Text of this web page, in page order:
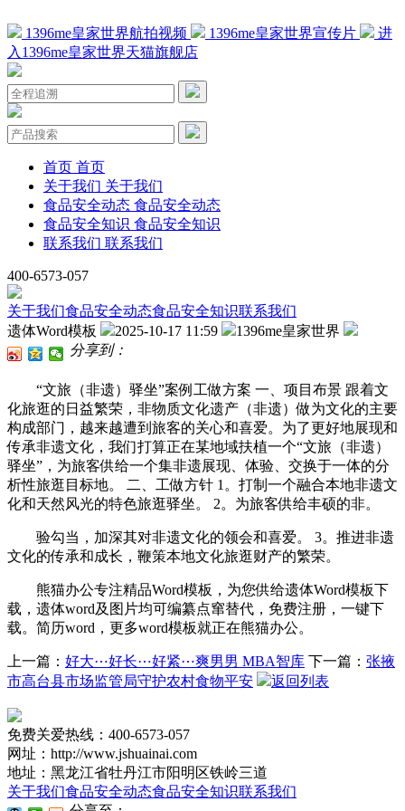
1396me皇家世界航拍视频 1396me皇家世界宣传片
进
入1396me皇家世界天猫旗舰店
首页 首页
关于我们 关于我们
食品安全动态 食品安全动态
食品安全知识 食品安全知识
联系我们 联系我们
400-6573-057
关于我们食品安全动态食品安全知识联系我们
遗体Word模板
2025-10-17 11:59
1396me皇家世界
分享到：
“文旅（非遗）驿坐”案例工做方案 一、项目布景 跟着文
化旅逛的日益繁荣，非物质文化遗产（非遗）做为文化的主要
构成部门，越来越遭到旅客的关心和喜爱。为了更好地展现和
传承非遗文化，我们打算正在某地域扶植一个“文旅（非遗）
驿坐”，为旅客供给一个集非遗展现、体验、交换于一体的分
析性旅逛目标地。 二、工做方针 1。打制一个融合本地非遗文
化和天然风光的特色旅逛驿坐。 2。为旅客供给丰硕的非。
验勾当，加深其对非遗文化的领会和喜爱。 3。推进非遗
文化的传承和成长，鞭策本地文化旅逛财产的繁荣。
熊猫办公专注精品Word模板，为您供给遗体Word模板下
载，遗体word及图片均可编纂点窜替代，免费注册，一键下
载。简历word，更多word模板就正在熊猫办公。
上一篇： 好大⋯好长⋯好紧⋯爽男男 MBA智库 下一篇： 张掖
市高台县市场监管局守护农村食物平安
返回列表
免费关爱热线：400-6573-057
网址：http://www.jshuainai.com
地址：黑龙江省牡丹江市阳明区铁岭三道
关于我们食品安全动态食品安全知识联系我们